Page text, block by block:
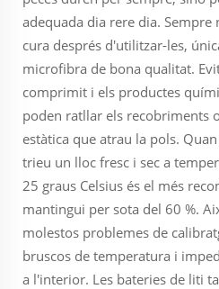
adequada dia rere dia.
cura després d'utilitzar-les,
microfibra de bona qualitat.
comprimit i els productes
poden ratllar els recobriments
estàtica que atrau la pols.
trieu un lloc fresc i sec a
25 graus Celsius és el més
mantingui per sota del 60 %.
molestos problemes de
bruscos de temperatura i
a l'interior. Les bateries de liti